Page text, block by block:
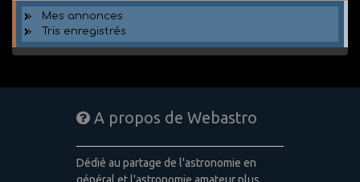
Mes annonces
Tris enregistrés
A propos de Webastro
Dédié au partage de l'astronomie en
général et l'astronomie amateur plus